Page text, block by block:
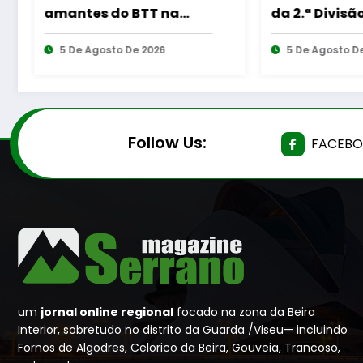
da 2.ª Divisão Distrital –
ISOJOFER sorteado
5 De Agosto De 2026
Momento de
“As
Questão de
5 De Agosto
Follow Us:
um jornal online regional focado na zona da Beira
Interior, sobretudo no distrito da Guarda /Viseu— incluindo
Fornos de Algodres, Celorico da Beira, Gouveia, Trancoso,